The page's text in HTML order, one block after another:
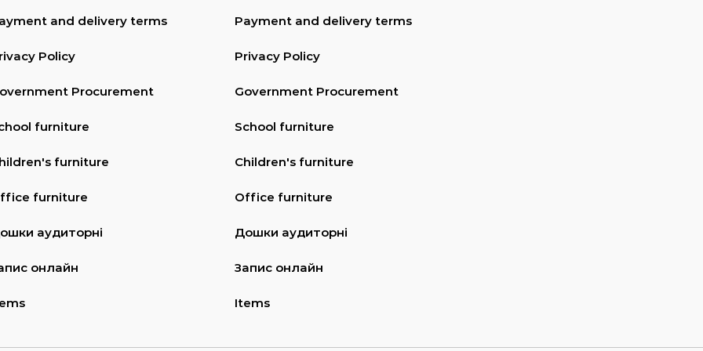
and delivery terms
Policy
Procurement
furniture
furniture
furniture
аудиторні
онлайн
Payment and delivery terms
Privacy Policy
Government Procurement
School furniture
Children's furniture
Office furniture
Дошки аудиторні
Запис онлайн
Items